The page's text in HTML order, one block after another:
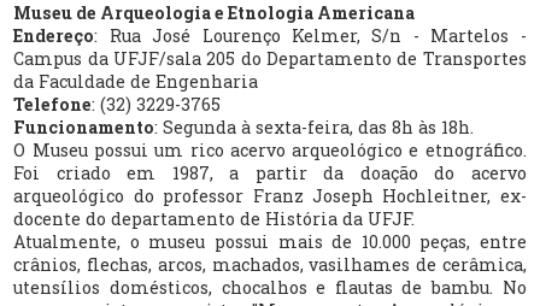
Museu de Arqueologia e Etnologia Americana
Endereço: Rua José Lourenço Kelmer, S/n - Martelos -
Campus da UFJF/sala 205 do Departamento de Transportes
da Faculdade de Engenharia
Telefone: (32) 3229-3765
Funcionamento: Segunda à sexta-feira, das 8h às 18h.
O Museu possui um rico acervo arqueológico e etnográfico.
Foi criado em 1987, a partir da doação do acervo
arqueológico do professor Franz Joseph Hochleitner, ex-
docente do departamento de História da UFJF.
Atualmente, o museu possui mais de 10.000 peças, entre
crânios, flechas, arcos, machados, vasilhames de cerâmica,
utensílios domésticos, chocalhos e flautas de bambu. No